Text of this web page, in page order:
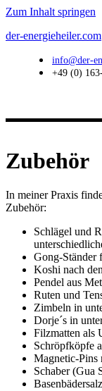
Zum Inhalt springen
der-energieheiler.com
info@der-
+49 (0)
Zubehör
In meiner Praxis
Zubehör:
Schlägel und
Gong-Ständer
Koshi nach
Pendel aus
Ruten und
Zimbeln in
Dorje´s in
Filzmatten als
Schröpfköpfe
Magnetic-Pins
Schaber (Gua